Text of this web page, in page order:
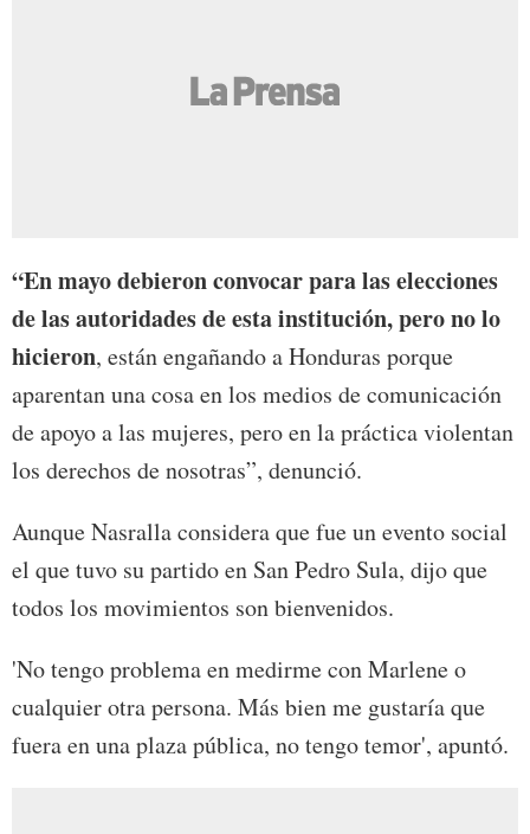
“En mayo debieron convocar para las elecciones
de las autoridades de esta institución, pero no lo
hicieron, están engañando a Honduras porque
aparentan una cosa en los medios de comunicación
de apoyo a las mujeres, pero en la práctica violentan
los derechos de nosotras”, denunció.
Aunque Nasralla considera que fue un evento social
el que tuvo su partido en San Pedro Sula, dijo que
todos los movimientos son bienvenidos.
'No tengo problema en medirme con Marlene o
cualquier otra persona. Más bien me gustaría que
fuera en una plaza pública, no tengo temor', apuntó.